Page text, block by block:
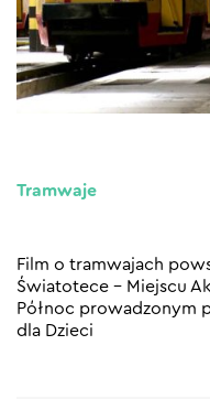
Tramwaje
Film o tramwajach
Światotece – Miejscu
Północ prowadzonym
dla Dzieci